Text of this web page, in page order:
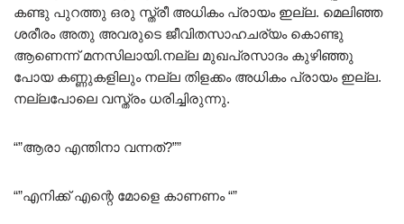
കണ്ടു പുറത്തു ഒരു സ്ത്രീ അധികം പ്രായം ഇല്ല. മെലിഞ്ഞ
ശരീരം അതു അവരുടെ ജീവിതസാഹചര്യം കൊണ്ടു
ആണെന്ന് മനസിലായി.നല്ല മുഖപ്രസാദം കുഴിഞ്ഞു
പോയ കണ്ണുകളിലും നല്ല തിളക്കം അധികം പ്രായം ഇല്ല.
നല്ലപോലെ വസ്ത്രം ധരിച്ചിരുന്നു.
“”ആരാ എന്തിനാ വന്നത്?””
“”എനിക്ക് എന്റെ മോളെ കാണണം “”